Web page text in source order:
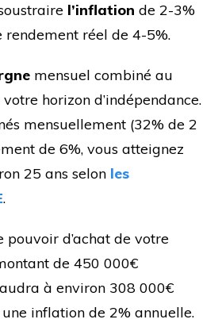
l’inflation de 2-3%
réel de 4-5%.
mensuel combiné au
horizon d’indépendance.
mensuellement (32% de 2
de 6%, vous atteignez
25 ans selon les
.
pouvoir d’achat de votre
de 450 000€
à environ 308 000€
inflation de 2% annuelle.